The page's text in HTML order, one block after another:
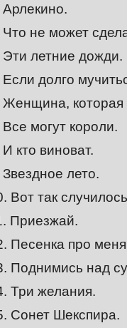
Арлекино.
Что не может
Эти летние дожди.
Если долго
Женщина, которая
Все могут короли.
кто виноват.
Звездное лето.
Вот так
Приезжай.
Песенка про
Поднимись над
Три желания.
Сонет Шекспира.